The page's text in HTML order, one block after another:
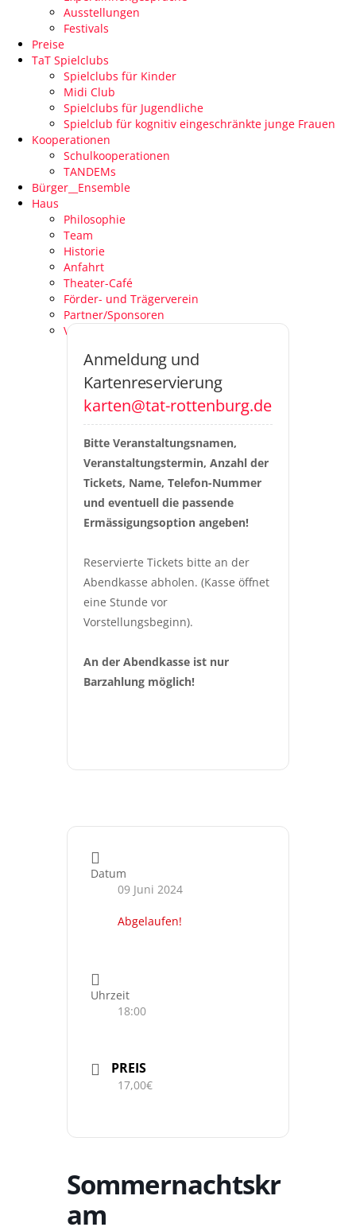
Ausstellungen
Festivals
Preise
TaT Spielclubs
Spielclubs für Kinder
Midi Club
Spielclubs für Jugendliche
Spielclub für kognitiv eingeschränkte junge Frauen
Kooperationen
Schulkooperationen
TANDEMs
Bürger__Ensemble
Haus
Philosophie
Team
Historie
Anfahrt
Theater-Café
Förder- und Trägerverein
Partner/Sponsoren
Venue Specs
Anmeldung und
Kartenreservierung
karten@tat-rottenburg.de
Bitte Veranstaltungsnamen,
Veranstaltungstermin, Anzahl der
Tickets, Name, Telefon-Nummer
und eventuell die passende
Ermässigungsoption angeben!
Reservierte Tickets bitte an der
Abendkasse abholen. (Kasse öffnet
eine Stunde vor
Vorstellungsbeginn).
An der Abendkasse ist nur
Barzahlung möglich!
Datum
09 Juni 2024
Abgelaufen!
Uhrzeit
18:00
PREIS
17,00€
Sommernachtskr
am